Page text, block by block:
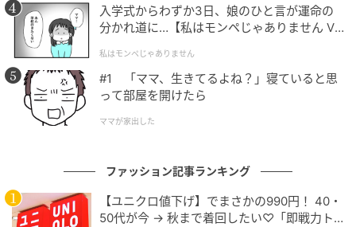
出典:yoco様ご提供
入学式からわずか3日、娘のひと言が運命の
分かれ道に…【私はモンペじゃありません Vo
私はモンペじゃありません
#1 「ママ、生きてるよね？」寝ていると思
って部屋を開けたら
ママが家出した
ファッション記事ランキング
【ユニクロ値下げ】でまさかの990円！ 40・
50代が今 → 秋まで着回したい♡「即戦力ト